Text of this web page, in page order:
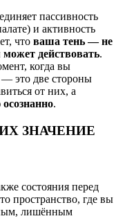
пассивность
и активность
что ваша тень — не
может действовать.
когда вы
— это две стороны
от них, а
.
ЗНАЧЕНИЕ
состояния перед
пространство, где вы
лишённым